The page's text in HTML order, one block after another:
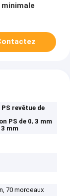
revêtue de
PS de 0,3 mm
3 mm
70 morceaux